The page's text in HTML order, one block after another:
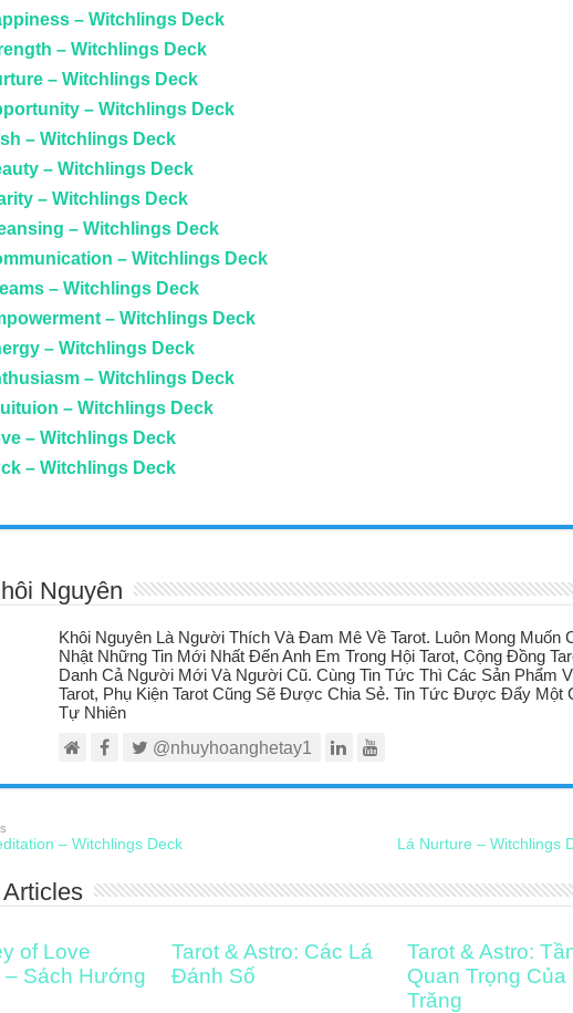
– Witchlings Deck
– Witchlings Deck
– Witchlings Deck
– Witchlings Deck
– Witchlings Deck
– Witchlings Deck
– Witchlings Deck
– Witchlings Deck
– Witchlings Deck
– Witchlings Deck
– Witchlings Deck
– Witchlings Deck
– Witchlings Deck
– Witchlings Deck
– Witchlings Deck
– Witchlings Deck
Nguyên
Khôi Nguyên Là Người Thích Và Đam Mê Về Tarot. Luôn Mong Muốn
Nhật Những Tin Mới Nhất Đến Anh Em Trong Hội Tarot, Cộng Đồng
Danh Cả Người Mới Và Người Cũ. Cùng Tin Tức Thì Các Sản Phẩm
Tarot, Phụ Kiện Tarot Cũng Sẽ Được Chia Sẻ. Tin Tức Được Đẩy Một
Tự Nhiên
@nhuyhoanghetay1
– Witchlings Deck Lá Nurture – Witchlings
of Love
– Sách Hướng
Tarot & Astro: Các Lá
Đánh Số
Tarot & Astro:
Quan Trọng Của
Trăng